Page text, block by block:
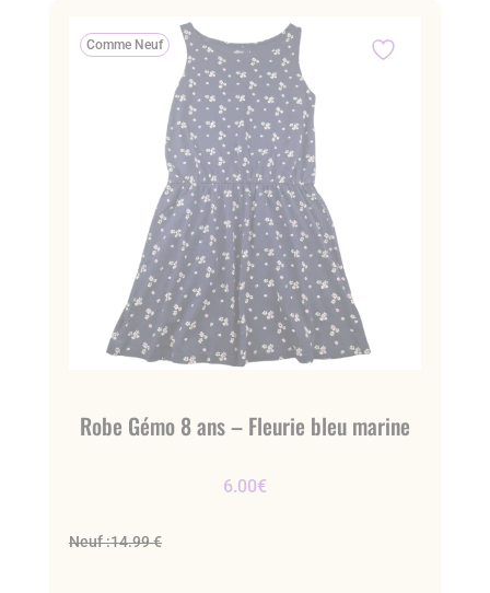
Comme Neuf
Robe Gémo 8 ans – Fleurie bleu marine
6.00€
Neuf :14.99 €